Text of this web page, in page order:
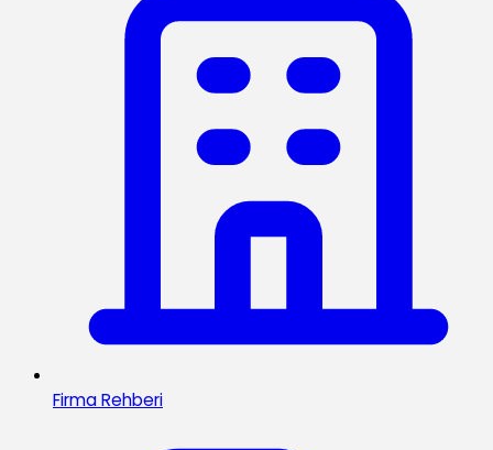
Firma Rehberi